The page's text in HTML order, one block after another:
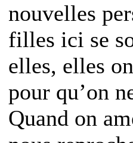
nouvelles
filles ici se
elles, elles
pour qu’on
Quand on